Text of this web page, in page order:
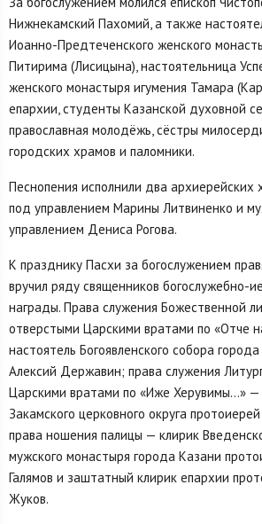
Нижнекамский Пахомий, а также
Иоанно-Предтеченского женского
Питирима (Лисицына), настоятельница
женского монастыря игумения Тамара
епархии, студенты Казанской духовной
православная молодёжь, сёстры
городских храмов и паломники.
Песнопения исполнили два
под управлением Марины Литвиненко и
управлением Дениса Рогова.
К празднику Пасхи за богослужением
вручил ряду священников богослужебно-
награды. Права служения Божественной
отверстыми Царскими вратами по «Отче
настоятель Богоявленского собора
Алексий Державин; права служения
Царскими вратами по «Иже Херувимы...» —
Закамского церковного округа
права ношения палицы — клирик
мужского монастыря города Казани
Галямов и заштатный клирик епархии
Жуков.